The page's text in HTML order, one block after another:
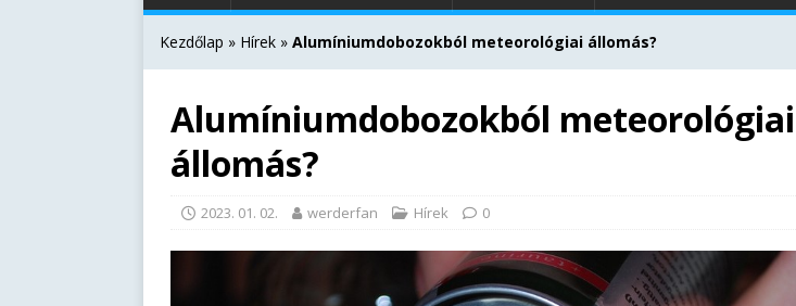
Kezdőlap » Hírek » Alumíniumdobozokból meteorológiai állomás?
Alumíniumdobozokból meteorológiai
állomás?
2023. 01. 02. werderfan Hírek 0